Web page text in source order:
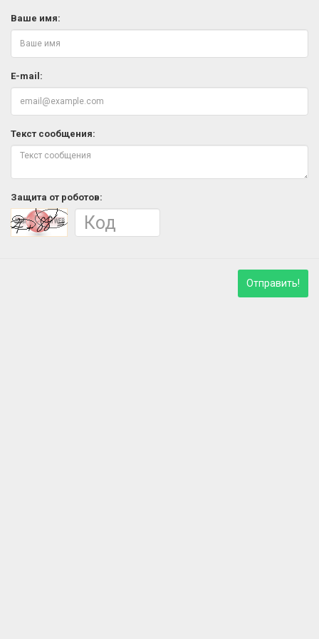
Ваше имя:
E-mail:
Текст сообщения:
Защита от роботов:
Отправить!